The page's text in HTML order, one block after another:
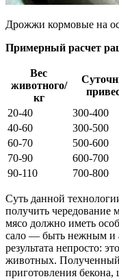
Дрожжи кормовые на
Примерный расчет
Вес
животного/
кг
20-40
300-400
40-60
300-500
60-70
500-600
70-90
600-700
90-110
700-800
Суть данной
получить чередование
мясо должно иметь
сало — быть нежным и
результата непросто:
животных. Полученный
приготовления